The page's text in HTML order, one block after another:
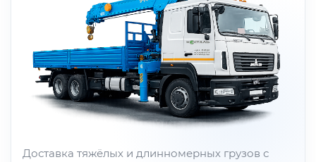
Доставка тяжёлых и длинномерных грузов с